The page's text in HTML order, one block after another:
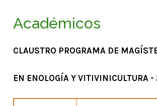
Académicos
CLAUSTRO PROGRAMA DE
EN ENOLOGÍA Y VITIVINICULTURA